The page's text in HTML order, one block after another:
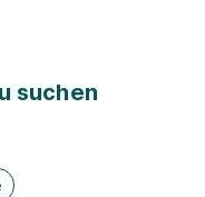
suchen